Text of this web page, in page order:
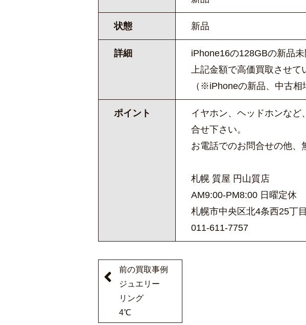
状態 新品
詳細
iPhone16の128GBの新品
上記金額で高価買取させて
（※iPhoneの新品、中古相
ポイント
イヤホン、ヘッドホンな
合せ下さい。
お電話でのお問合せの他、
札幌 質屋 円山質店
AM9:00-PM8:00 日曜定休
札幌市中央区北4条西25丁
011-611-7757
前の買取事例
ジュエリー
リング
4℃